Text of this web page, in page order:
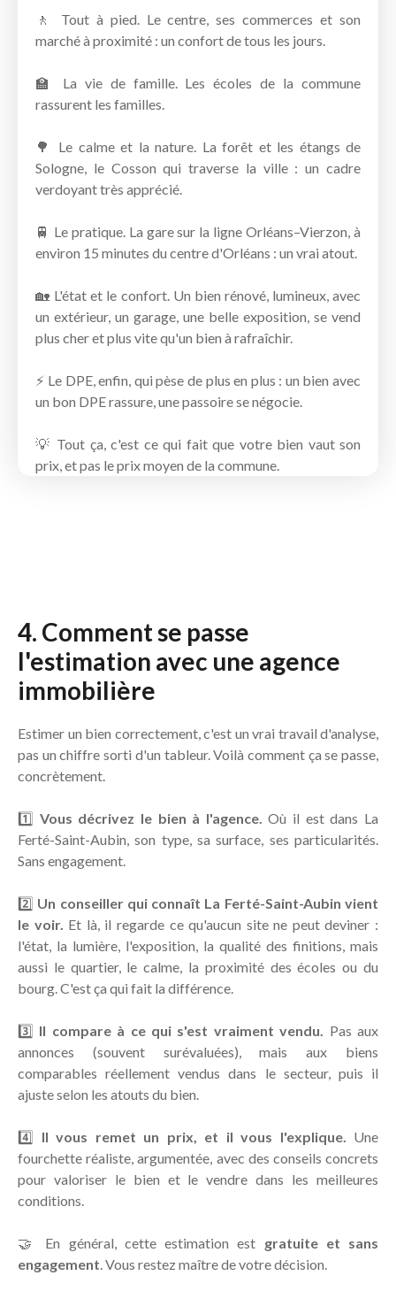
🚶 Tout à pied. Le centre, ses commerces et son
marché à proximité : un confort de tous les jours.
🏫 La vie de famille. Les écoles de la commune
rassurent les familles.
🌳 Le calme et la nature. La forêt et les étangs de
Sologne, le Cosson qui traverse la ville : un cadre
verdoyant très apprécié.
🚆 Le pratique. La gare sur la ligne Orléans–Vierzon, à
environ 15 minutes du centre d'Orléans : un vrai atout.
🏡 L'état et le confort. Un bien rénové, lumineux, avec
un extérieur, un garage, une belle exposition, se vend
plus cher et plus vite qu'un bien à rafraîchir.
⚡ Le DPE, enfin, qui pèse de plus en plus : un bien avec
un bon DPE rassure, une passoire se négocie.
💡 Tout ça, c'est ce qui fait que votre bien vaut son
prix, et pas le prix moyen de la commune.
4. Comment se passe
l'estimation avec une agence
immobilière
Estimer un bien correctement, c'est un vrai travail d'analyse,
pas un chiffre sorti d'un tableur. Voilà comment ça se passe,
concrètement.
1️⃣ Vous décrivez le bien à l'agence. Où il est dans La
Ferté-Saint-Aubin, son type, sa surface, ses particularités.
Sans engagement.
2️⃣ Un conseiller qui connaît La Ferté-Saint-Aubin vient
le voir. Et là, il regarde ce qu'aucun site ne peut deviner :
l'état, la lumière, l'exposition, la qualité des finitions, mais
aussi le quartier, le calme, la proximité des écoles ou du
bourg. C'est ça qui fait la différence.
3️⃣ Il compare à ce qui s'est vraiment vendu. Pas aux
annonces (souvent surévaluées), mais aux biens
comparables réellement vendus dans le secteur, puis il
ajuste selon les atouts du bien.
4️⃣ Il vous remet un prix, et il vous l'explique. Une
fourchette réaliste, argumentée, avec des conseils concrets
pour valoriser le bien et le vendre dans les meilleures
conditions.
🤝 En général, cette estimation est gratuite et sans
engagement. Vous restez maître de votre décision.